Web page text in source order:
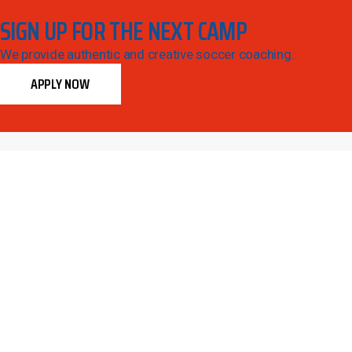
SIGN UP FOR THE NEXT CAMP
We provide authentic and creative soccer coaching.
APPLY NOW